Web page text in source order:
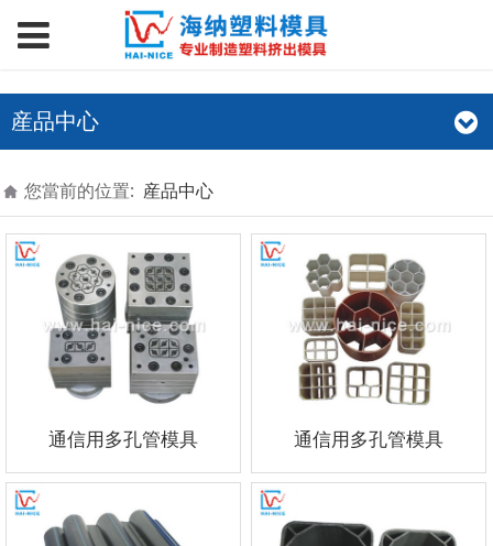
産品中心
您當前的位置: 産品中心
通信用多孔管模具 通信用多孔管模具